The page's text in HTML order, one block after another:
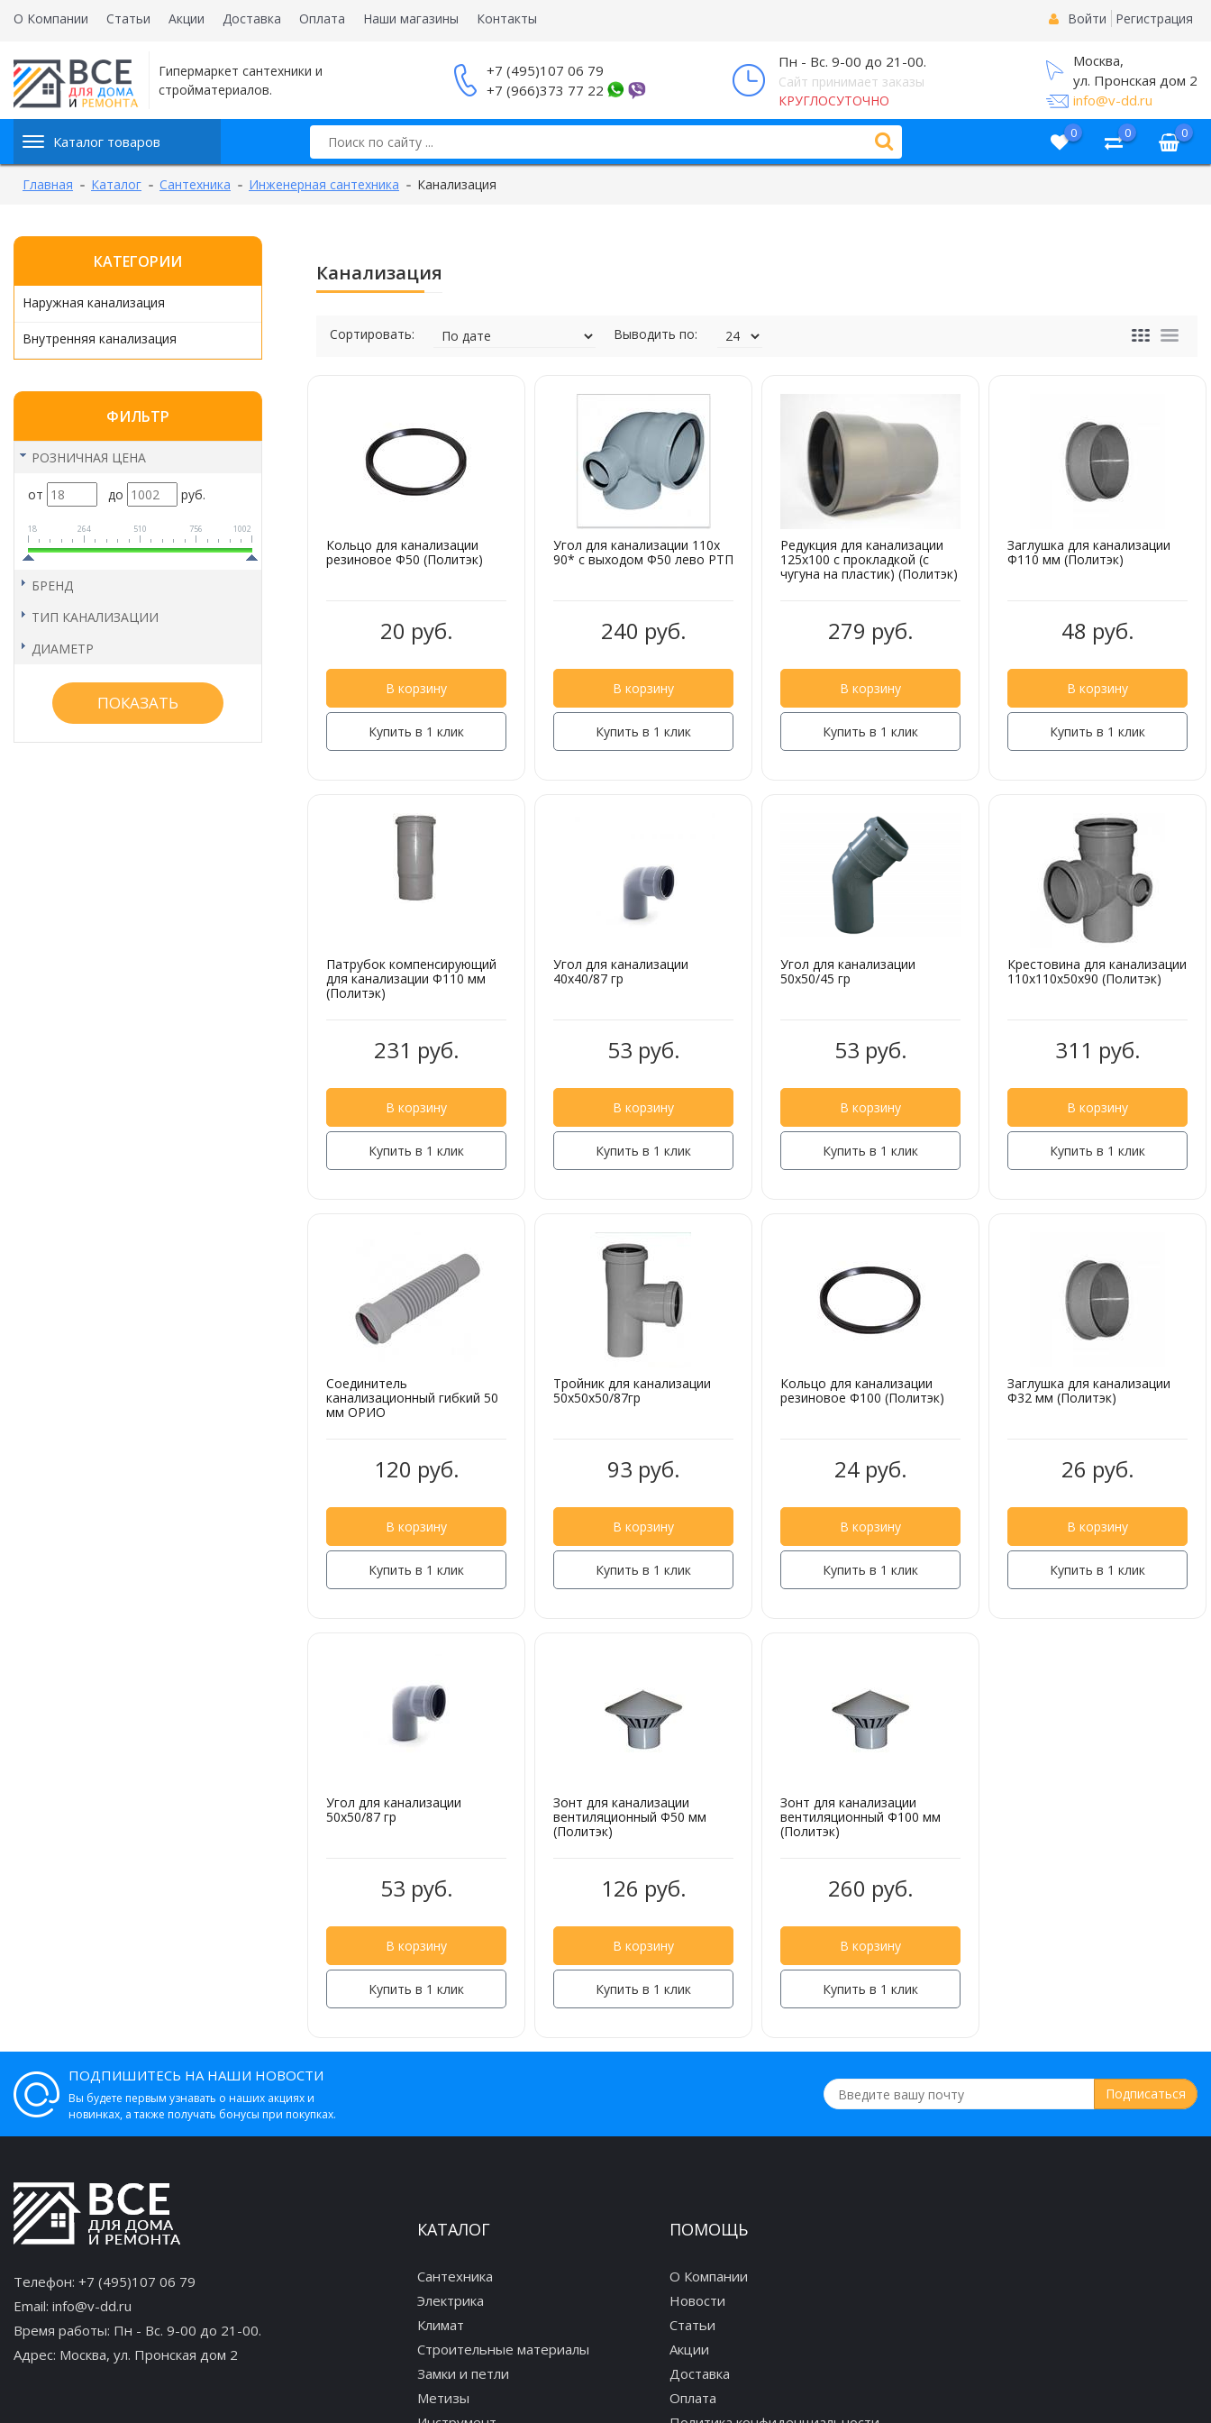
О Компании Статьи Акции Доставка Оплата Наши магазины Контакты Войти Регистрация
Гипермаркет сантехники и
стройматериалов.
+7 (495)107 06 79
+7 (966)373 77 22
Пн - Вс. 9-00 до 21-00.
Сайт принимает заказы
КРУГЛОСУТОЧНО
Москва,
ул. Пронская дом 2
info@v-dd.ru
Каталог товаров 0 0 0
Главная Каталог Сантехника Инженерная сантехника Канализация
КАТЕГОРИИ
Наружная канализация
Внутренняя канализация
ФИЛЬТР
РОЗНИЧНАЯ ЦЕНА
от до руб.
18 264 510 756 1002
БРЕНД
ТИП КАНАЛИЗАЦИИ
ДИАМЕТР
Канализация
Сортировать: Выводить по:
Кольцо для канализации
резиновое Ф50 (Политэк)
20 руб.
В корзину
Купить в 1 клик
Угол для канализации 110х
90* с выходом Ф50 лево РТП
240 руб.
В корзину
Купить в 1 клик
Редукция для канализации
125х100 с прокладкой (с
чугуна на пластик) (Политэк)
279 руб.
В корзину
Купить в 1 клик
Заглушка для канализации
Ф110 мм (Политэк)
48 руб.
В корзину
Купить в 1 клик
Патрубок компенсирующий
для канализации Ф110 мм
(Политэк)
231 руб.
В корзину
Купить в 1 клик
Угол для канализации
40х40/87 гр
53 руб.
В корзину
Купить в 1 клик
Угол для канализации
50х50/45 гр
53 руб.
В корзину
Купить в 1 клик
Крестовина для канализации
110х110х50х90 (Политэк)
311 руб.
В корзину
Купить в 1 клик
Соединитель
канализационный гибкий 50
мм ОРИО
120 руб.
В корзину
Купить в 1 клик
Тройник для канализации
50х50х50/87гр
93 руб.
В корзину
Купить в 1 клик
Кольцо для канализации
резиновое Ф100 (Политэк)
24 руб.
В корзину
Купить в 1 клик
Заглушка для канализации
Ф32 мм (Политэк)
26 руб.
В корзину
Купить в 1 клик
Угол для канализации
50х50/87 гр
53 руб.
В корзину
Купить в 1 клик
Зонт для канализации
вентиляционный Ф50 мм
(Политэк)
126 руб.
В корзину
Купить в 1 клик
Зонт для канализации
вентиляционный Ф100 мм
(Политэк)
260 руб.
В корзину
Купить в 1 клик
ПОДПИШИТЕСЬ НА НАШИ НОВОСТИ
Вы будете первым узнавать о наших акциях и
новинках, а также получать бонусы при покупках.
Телефон: +7 (495)107 06 79
Email: info@v-dd.ru
Время работы: Пн - Вс. 9-00 до 21-00.
Адрес: Москва, ул. Пронская дом 2
КАТАЛОГ
Сантехника
Электрика
Климат
Строительные материалы
Замки и петли
Метизы
ПОМОЩЬ
О Компании
Новости
Статьи
Акции
Доставка
Оплата